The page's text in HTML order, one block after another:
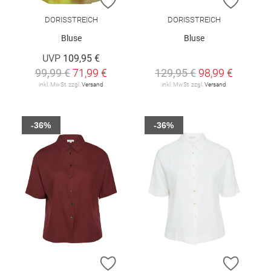
DORISSTREICH
Bluse
UVP 109,95 €
99,99 €71,99 €
inkl. MwSt. zzgl. Versand
DORISSTREICH
Bluse
129,95 € 98,99 €
inkl. MwSt. zzgl. Versand
ZUR WUNSCHLISTE HINZUFÜGEN
-36%
ZUR
-36%